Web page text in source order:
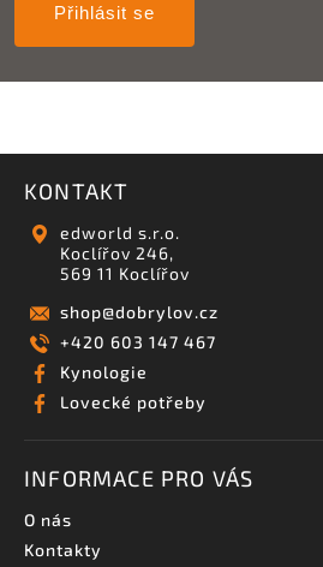
Přihlásit se
KONTAKT
edworld s.r.o.
Koclířov 246,
569 11 Koclířov
shop@dobrylov.cz
+420 603 147 467
Kynologie
Lovecké potřeby
INFORMACE PRO VÁS
O nás
Kontakty